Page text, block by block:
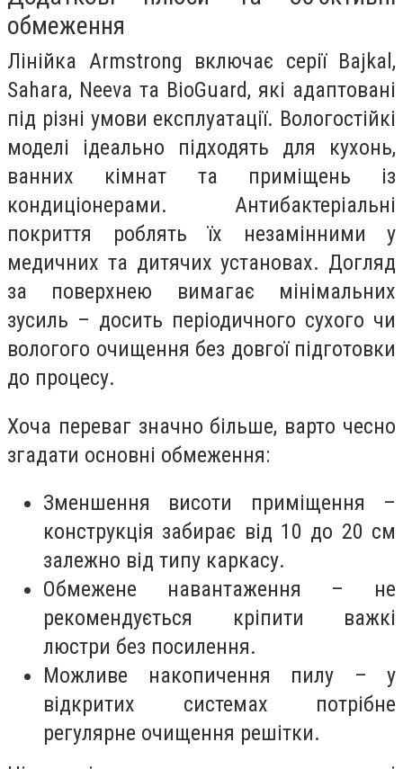
обмеження
Лінійка Armstrong включає серії Bajkal,
Sahara, Neeva та BioGuard, які адаптовані
під різні умови експлуатації. Вологостійкі
моделі ідеально підходять для кухонь,
ванних кімнат та приміщень із
кондиціонерами. Антибактеріальні
покриття роблять їх незамінними у
медичних та дитячих установах. Догляд
за поверхнею вимагає мінімальних
зусиль – досить періодичного сухого чи
вологого очищення без довгої підготовки
до процесу.
Хоча переваг значно більше, варто чесно
згадати основні обмеження:
Зменшення висоти приміщення –
конструкція забирає від 10 до 20 см
залежно від типу каркасу.
Обмежене навантаження – не
рекомендується кріпити важкі
люстри без посилення.
Можливе накопичення пилу – у
відкритих системах потрібне
регулярне очищення решітки.